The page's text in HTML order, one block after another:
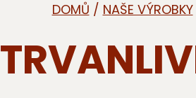
DOMŮ / NAŠE VÝROBKY